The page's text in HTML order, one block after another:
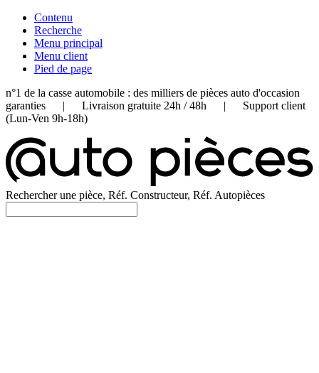
Contenu
Recherche
Menu principal
Menu client
Pied de page
n°1 de la casse automobile : des milliers de pièces auto d'occasion
garanties | Livraison gratuite 24h / 48h | Support client
(Lun-Ven 9h-18h)
Rechercher une pièce, Réf. Constructeur, Réf. Autopièces